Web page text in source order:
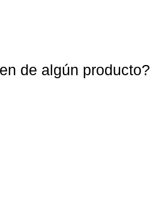
de algún producto?